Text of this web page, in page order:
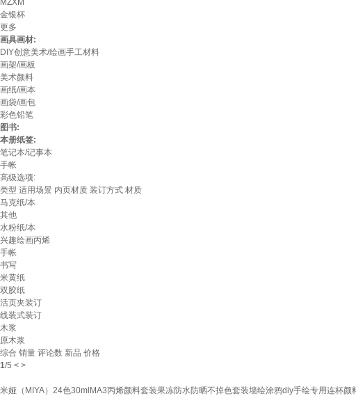
MZXM
金银杯
更多
画具画材:
DIY创意美术/绘画手工材料
画架/画板
美术颜料
画纸/画本
画袋/画包
彩色铅笔
图书:
本册纸签:
笔记本/记事本
手帐
高级选项:
类型 适用场景 内页材质 装订方式 材质
马克纸/本
其他
水粉纸/本
兴趣绘画丙烯
手帐
书写
米黄纸
双胶纸
活页夹装订
线装式装订
木浆
原木浆
综合 销量 评论数 新品 价格
1/5 < >
米娅（MIYA）24色30mlMA3丙烯颜料套装果冻防水防晒不掉色套装墙绘涂鸦diy手绘专用连杯颜